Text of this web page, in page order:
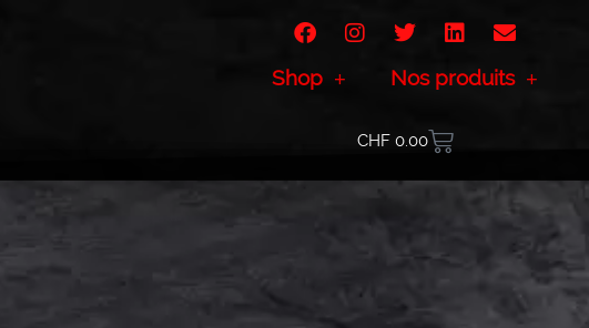
Shop Nos produits
CHF0.00